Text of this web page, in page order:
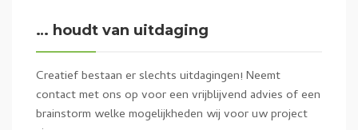
… houdt van uitdaging
Creatief bestaan er slechts uitdagingen! Neemt
contact met ons op voor een vrijblijvend advies of een
brainstorm welke mogelijkheden wij voor uw project